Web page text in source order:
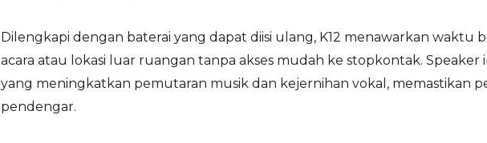
Dilengkapi dengan baterai yang dapat diisi ulang, K12 menawarkan waktu
acara atau lokasi luar ruangan tanpa akses mudah ke stopkontak.
yang meningkatkan pemutaran musik dan kejernihan vokal, memastikan
pendengar.